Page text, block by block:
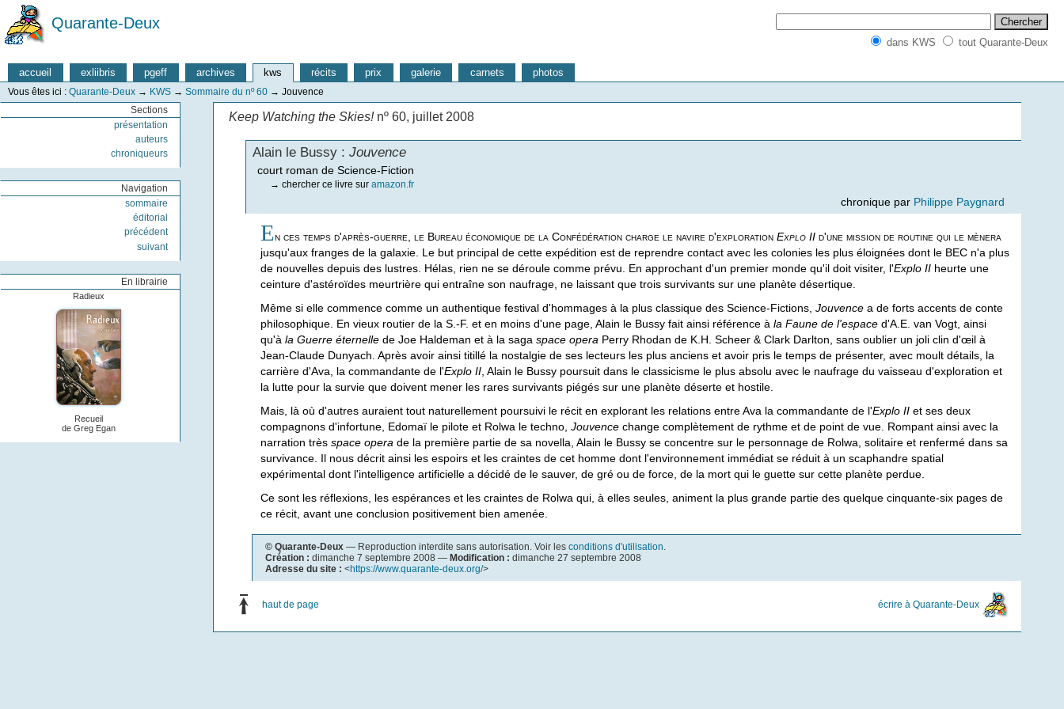
Quarante-Deux
dans KWS tout Quarante-Deux
accueil exliibris pgeff archives kws récits prix galerie carnets photos
Vous êtes ici : Quarante-Deux → KWS → Sommaire du nº 60 → Jouvence
Sections
présentation
auteurs
chroniqueurs
Navigation
sommaire
éditorial
précédent
suivant
En librairie
Radieux
Recueil
de Greg Egan
Keep Watching the Skies!nº 60, juillet 2008
Alain le Bussy :Jouvence
court roman de Science-Fiction
→ chercher ce livre suramazon.fr
chronique par Philippe Paygnard
En ces temps d'après-guerre, le Bureau économique de la Confédération charge le navire d'exploration Explo IId'une mission de routine qui le mènera
jusqu'aux franges de la galaxie. Le but principal de cette expédition est de reprendre contact avec les colonies les plus éloignées dont le BEC n'a plus
de nouvelles depuis des lustres. Hélas, rien ne se déroule comme prévu. En approchant d'un premier monde qu'il doit visiter, l'Explo IIheurte une
ceinture d'astéroïdes meurtrière qui entraîne son naufrage, ne laissant que trois survivants sur une planète désertique.
Même si elle commence comme un authentique festival d'hommages à la plus classique des Science-Fictions, Jouvencea de forts accents de conte
philosophique. En vieux routier de la S.-F. et en moins d'une page, Alain le Bussy fait ainsi référence à la Faune de l'espaced'A.E. van Vogt, ainsi
qu'à la Guerre éternellede Joe Haldeman et à la saga space operaPerry Rhodan de K.H. Scheer & Clark Darlton, sans oublier un joli clin d'œil à
Jean-Claude Dunyach. Après avoir ainsi titillé la nostalgie de ses lecteurs les plus anciens et avoir pris le temps de présenter, avec moult détails, la
carrière d'Ava, la commandante de l'Explo II, Alain le Bussy poursuit dans le classicisme le plus absolu avec le naufrage du vaisseau d'exploration et
la lutte pour la survie que doivent mener les rares survivants piégés sur une planète déserte et hostile.
Mais, là où d'autres auraient tout naturellement poursuivi le récit en explorant les relations entre Ava la commandante de l'Explo IIet ses deux
compagnons d'infortune, Edomaï le pilote et Rolwa le techno, Jouvencechange complètement de rythme et de point de vue. Rompant ainsi avec la
narration très space operade la première partie de sa novella, Alain le Bussy se concentre sur le personnage de Rolwa, solitaire et renfermé dans sa
survivance. Il nous décrit ainsi les espoirs et les craintes de cet homme dont l'environnement immédiat se réduit à un scaphandre spatial
expérimental dont l'intelligence artificielle a décidé de le sauver, de gré ou de force, de la mort qui le guette sur cette planète perdue.
Ce sont les réflexions, les espérances et les craintes de Rolwa qui, à elles seules, animent la plus grande partie des quelque cinquante-six pages de
ce récit, avant une conclusion positivement bien amenée.
© Quarante-Deux — Reproduction interdite sans autorisation. Voir les conditions d'utilisation.
Création : dimanche 7 septembre 2008 — Modification : dimanche 27 septembre 2008
Adresse du site : <https://www.quarante-deux.org/>
haut de page écrire à Quarante-Deux